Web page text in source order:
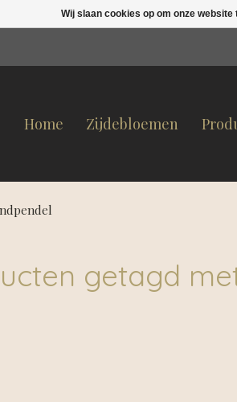
Home Zijdebloemen
getagd
Wij slaan cookies op om onze